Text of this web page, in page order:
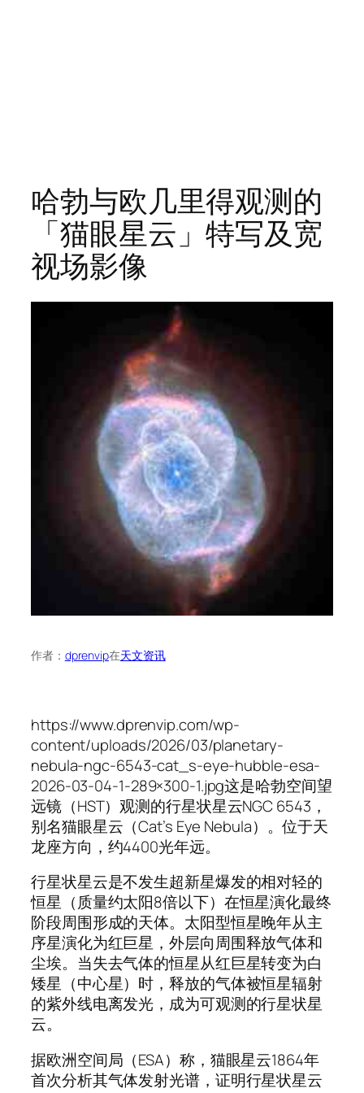
哈勃与欧几里得观测的
「猫眼星云」特写及宽
视场影像
作者： dprenvip在天文资讯
https://www.dprenvip.com/wp-
content/uploads/2026/03/planetary-
nebula-ngc-6543-cat_s-eye-hubble-esa-
2026-03-04-1-289×300-1.jpg这是哈勃空间望
远镜（HST）观测的行星状星云NGC 6543，
别名猫眼星云（Cat’s Eye Nebula）。位于天
龙座方向，约4400光年远。
行星状星云是不发生超新星爆发的相对轻的
恒星（质量约太阳8倍以下）在恒星演化最终
阶段周围形成的天体。太阳型恒星晚年从主
序星演化为红巨星，外层向周围释放气体和
尘埃。当失去气体的恒星从红巨星转变为白
矮星（中心星）时，释放的气体被恒星辐射
的紫外线电离发光，成为可观测的行星状星
云。
据欧洲空间局（ESA）称，猫眼星云1864年
首次分析其气体发射光谱，证明行星状星云